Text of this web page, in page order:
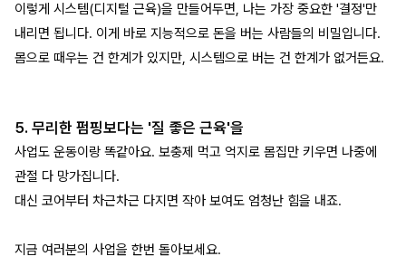
이렇게 시스템(디지털 근육)을 만들어두면, 나는 가장 중요한 '결정'만
내리면 됩니다. 이게 바로 지능적으로 돈을 버는 사람들의 비밀입니다.
몸으로 때우는 건 한계가 있지만, 시스템으로 버는 건 한계가 없거든요.
5. 무리한 펌핑보다는 '질 좋은 근육'을
사업도 운동이랑 똑같아요. 보충제 먹고 억지로 몸집만 키우면 나중에
관절 다 망가집니다.
대신 코어부터 차근차근 다지면 작아 보여도 엄청난 힘을 내죠.
지금 여러분의 사업을 한번 돌아보세요.